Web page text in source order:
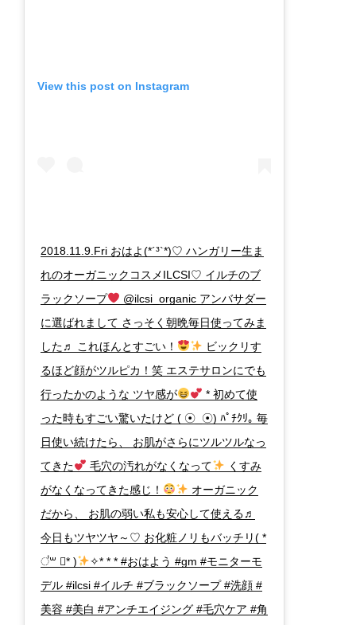
View this post on Instagram
2018.11.9.Fri おはよ(*´³`*)♡ ハンガリー生ま
れのオーガニックコスメILCSI♡ イルチのブ
ラックソープ
@ilcsi_organic アンバサダー
に選ばれまして さっそく朝晩毎日使ってみま
した♬ これほんとすごい！
ビックリす
るほど顔がツルピカ！笑 エステサロンにでも
行ったかのような ツヤ感が
* 初めて使
った時もすごい驚いたけど ( ☉_☉) ﾊﾟﾁｸﾘ｡ 毎
日使い続けたら、 お肌がさらにツルツルなっ
てきた
毛穴の汚れがなくなって
くすみ
がなくなってきた感じ！
オーガニック
だから、 お肌の弱い私も安心して使える♬
今日もツヤツヤ～♡ お化粧ノリもバッチリ( *
॑꒳ ॑* )
✧* * * #おはよう #gm #モニターモ
デル #ilcsi #イルチ #ブラックソープ #洗顔 #
美容 #美白 #アンチエイジング #毛穴ケア #角